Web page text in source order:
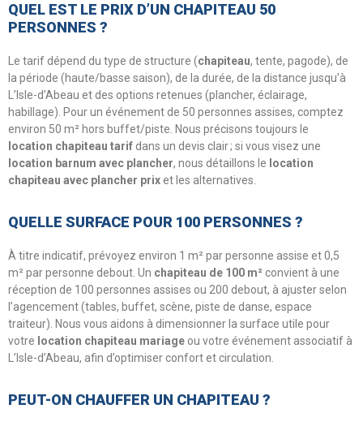
QUEL EST LE PRIX D’UN CHAPITEAU 50
PERSONNES ?
Le tarif dépend du type de structure (chapiteau, tente, pagode), de
la période (haute/basse saison), de la durée, de la distance jusqu’à
L’Isle-d’Abeau et des options retenues (plancher, éclairage,
habillage). Pour un événement de 50 personnes assises, comptez
environ 50 m² hors buffet/piste. Nous précisons toujours le
location chapiteau tarif dans un devis clair ; si vous visez une
location barnum avec plancher, nous détaillons le location
chapiteau avec plancher prixet les alternatives.
QUELLE SURFACE POUR 100 PERSONNES ?
À titre indicatif, prévoyez environ 1 m² par personne assise et 0,5
m² par personne debout. Un chapiteau de 100 m² convient à une
réception de 100 personnes assises ou 200 debout, à ajuster selon
l’agencement (tables, buffet, scène, piste de danse, espace
traiteur). Nous vous aidons à dimensionner la surface utile pour
votre location chapiteau mariage ou votre événement associatif à
L’Isle-d’Abeau, afin d’optimiser confort et circulation.
PEUT-ON CHAUFFER UN CHAPITEAU ?